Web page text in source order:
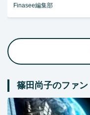
Finasee編集部
篠田尚子のファン